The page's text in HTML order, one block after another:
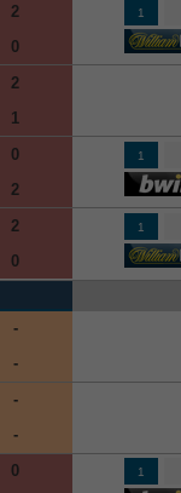
2
0
1
2
1
0
2
1
2
0
1
-
-
-
-
0
1